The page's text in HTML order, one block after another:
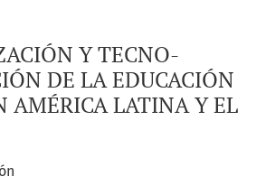
Y TECNO-
DE LA EDUCACIÓN
AMÉRICA LATINA Y EL